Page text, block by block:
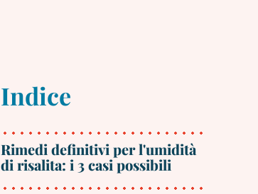
Indice
Rimedi definitivi per l'umidità
di risalita: i 3 casi possibili